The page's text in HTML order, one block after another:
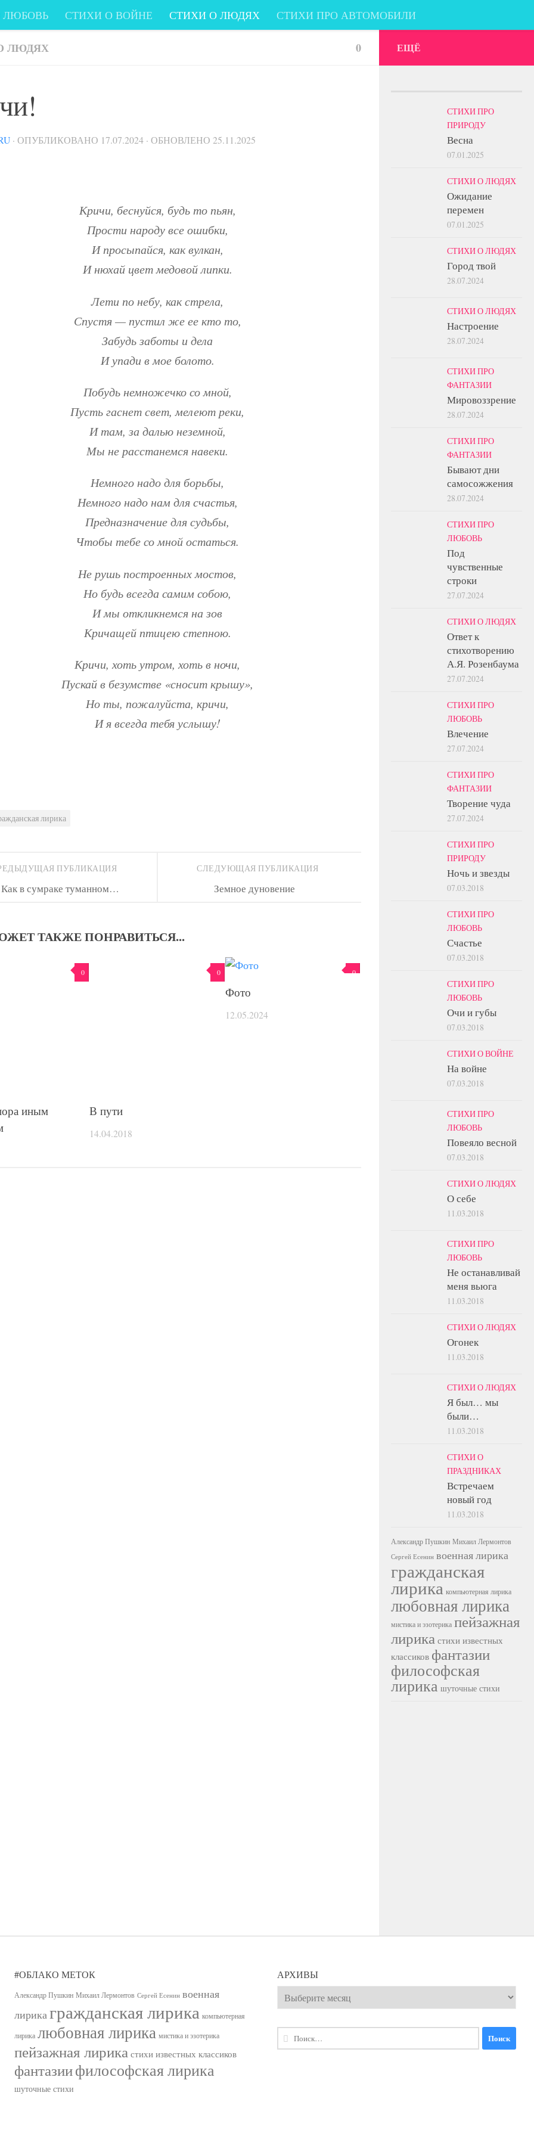
ЛЮБОВЬ СТИХИ О ВОЙНЕ СТИХИ О ЛЮДЯХ СТИХИ ПРО АВТОМОБИЛИ
СТИХИ ПРО КОМПЬЮТЕР
#ОБ АВТОРЕ
ЛЮДЯХ 0
· ОПУБЛИКОВАНО 17.07.2024 · ОБНОВЛЕНО 25.11.2025
Кричи, беснуйся, будь то пьян,
Прости народу все ошибки,
И просыпайся, как вулкан,
И нюхай цвет медовой липки.
Лети по небу, как стрела,
Спустя — пустил же ее кто то,
Забудь заботы и дела
И упади в мое болото.
Побудь немножечко со мной,
Пусть гаснет свет, мелеют реки,
И там, за далью неземной,
Мы не расстанемся навеки.
Немного надо для борьбы,
Немного надо нам для счастья,
Предназначение для судьбы,
Чтобы тебе со мной остаться.
Не рушь построенных мостов,
Но будь всегда самим собою,
И мы откликнемся на зов
Кричащей птицею степною.
Кричи, хоть утром, хоть в ночи,
Пускай в безумстве «сносит крышу»,
Но ты, пожалуйста, кричи,
И я всегда тебя услышу!
лирика
СЛЕДУЮЩАЯ ПУБЛИКАЦИЯ
Земное дуновение
ПУБЛИКАЦИЯ
Как в сумраке туманном…
ТАКЖЕ ПОНРАВИТЬСЯ...
0
иным
0
В пути
14.04.2018
0
Фото
12.05.2024
ЕЩЁ
СТИХИ ПРО
ПРИРОДУ
Весна
07.01.2025
СТИХИ О ЛЮДЯХ
Ожидание
перемен
07.01.2025
СТИХИ О ЛЮДЯХ
Город твой
28.07.2024
СТИХИ О ЛЮДЯХ
Настроение
28.07.2024
СТИХИ ПРО
ФАНТАЗИИ
Мировоззрение
28.07.2024
СТИХИ ПРО
ФАНТАЗИИ
Бывают дни
самосожжения
28.07.2024
СТИХИ ПРО
ЛЮБОВЬ
Под
чувственные
строки
27.07.2024
СТИХИ О ЛЮДЯХ
Ответ к
стихотворению
А.Я. Розенбаума
27.07.2024
СТИХИ ПРО
ЛЮБОВЬ
Влечение
27.07.2024
СТИХИ ПРО
ФАНТАЗИИ
Творение чуда
27.07.2024
СТИХИ ПРО
ПРИРОДУ
Ночь и звезды
07.03.2018
СТИХИ ПРО
ЛЮБОВЬ
Счастье
07.03.2018
СТИХИ ПРО
ЛЮБОВЬ
Очи и губы
07.03.2018
СТИХИ О ВОЙНЕ
На войне
07.03.2018
СТИХИ ПРО
ЛЮБОВЬ
Повеяло весной
07.03.2018
СТИХИ О ЛЮДЯХ
О себе
11.03.2018
СТИХИ ПРО
ЛЮБОВЬ
Не останавливай
меня вьюга
11.03.2018
СТИХИ О ЛЮДЯХ
Огонек
11.03.2018
СТИХИ О ЛЮДЯХ
Я был… мы
были…
11.03.2018
СТИХИ О
ПРАЗДНИКАХ
Встречаем
новый год
11.03.2018
Александр Пушкин Михаил Лермонтов
Сергей Есенин военная лирика
гражданская
лирика компьютерная лирика
любовная лирика
мистика и эзотерика пейзажная
лирика стихи известных
классиков фантазии
философская
лирика шуточные стихи
#ОБЛАКО МЕТОК
Александр Пушкин Михаил Лермонтов Сергей Есенин военная
лирикагражданская лирика компьютерная
лирика любовная лирика мистика и эзотерика
пейзажная лирика стихи известных классиков
фантазиифилософская лирика
шуточные стихи
АРХИВЫ
Архивы
Найти: